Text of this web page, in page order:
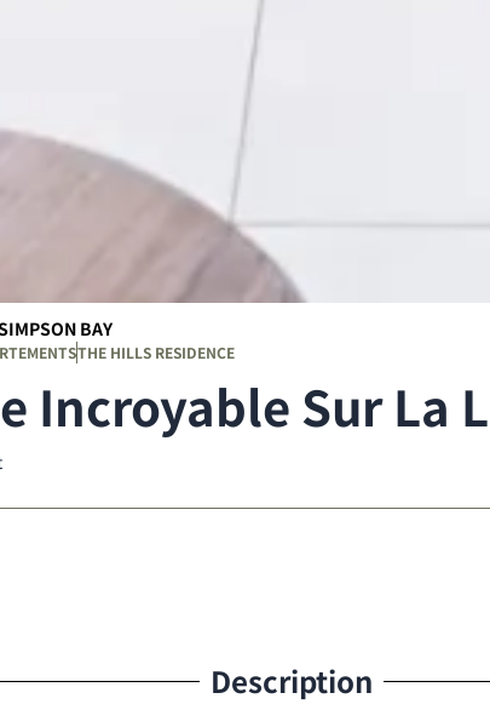
Incroyable Sur La
BAY
THE HILLS RESIDENCE
Description